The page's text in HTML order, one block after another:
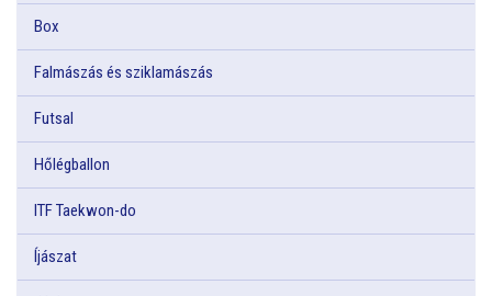
Box
Falmászás és sziklamászás
Futsal
Hőlégballon
ITF Taekwon-do
Íjászat